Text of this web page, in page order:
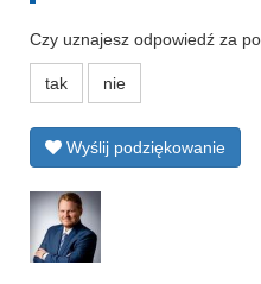
Czy uznajesz odpowiedź za
tak nie
Wyślij podziękowanie